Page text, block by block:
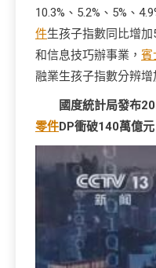
10.3%、5.2%、5%、
件生孩子指數同比增
和信息技巧辦事業， 賓
融業生孩子指數分辨增
國度統計局發布
零件DP衝破140萬億